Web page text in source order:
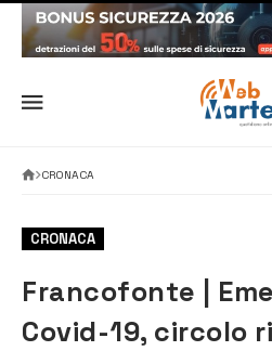
CRONACA
CRONACA
Francofonte |
Covid-19, circolo